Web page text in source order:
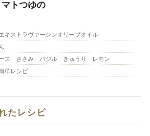
マトつゆの
キストラヴァージンオリーブオイル
ース ささみ バジル きゅうり レモン
単レシピ
たレシピ